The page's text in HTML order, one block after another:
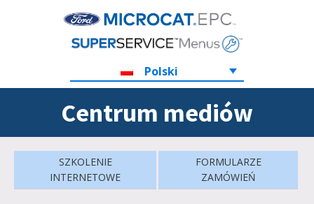
Polski
Centrum mediów
SZKOLENIE
INTERNETOWE
FORMULARZE
ZAMÓWIEŃ